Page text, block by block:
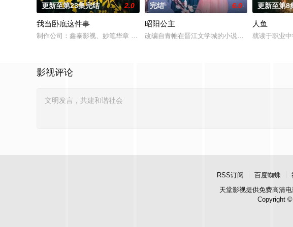
更新至第23集完结 2.0
我当卧底这件事
制作公司：鑫泰影视、妙笔华章 题材：警匪、反诈 规格：15分钟X24集 拍摄地点：广
完结 6.0
昭阳公主
改编自青帷在晋江文学城的小说《平阳公主》。
更新至第8
人鱼
就读于职业
影视评论
RSS订阅 百度蜘蛛
天堂影视提供免费高清
Copyright